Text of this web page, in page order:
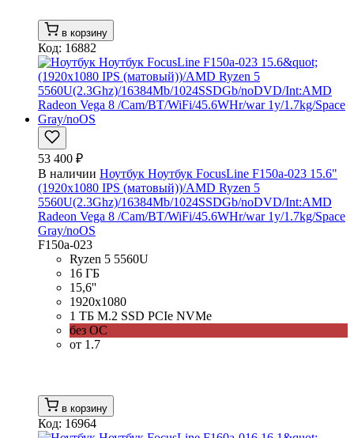
в корзину
Код: 16882
53 400 ₽
В наличии Ноутбук Ноутбук FocusLine F150a-023 15.6"
(1920x1080 IPS (матовый))/AMD Ryzen 5
5560U(2.3Ghz)/16384Mb/1024SSDGb/noDVD/Int:AMD
Radeon Vega 8 /Cam/BT/WiFi/45.6WHr/war 1y/1.7kg/Space
Gray/noOS
F150a-023
Ryzen 5 5560U
16 ГБ
15,6''
1920x1080
1 ТБ M.2 SSD PCIe NVMe
без ОС
от 1.7
в корзину
Код: 16964